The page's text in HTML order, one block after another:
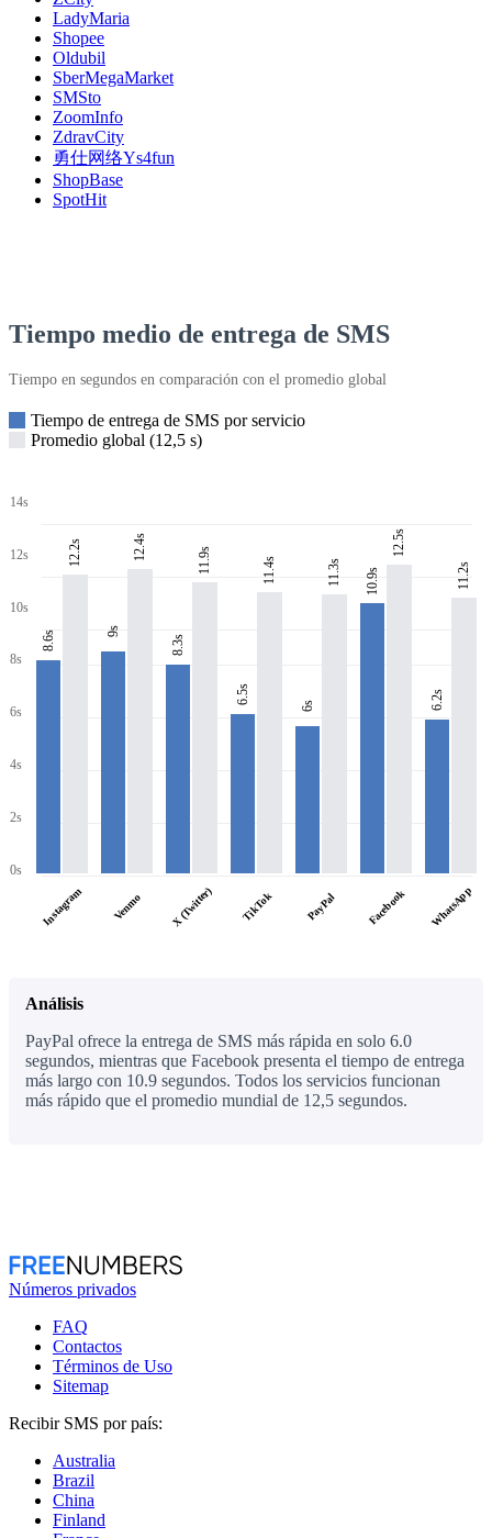
LadyMaria
Shopee
Oldubil
SberMegaMarket
SMSto
ZoomInfo
ZdravCity
勇仕网络Ys4fun
ShopBase
SpotHit
Tiempo medio de entrega de SMS
Tiempo en segundos en comparación con el promedio global
Tiempo de entrega de SMS por servicio
Promedio global (12,5 s)
14s
12s
10s
8s
6s
4s
2s
0s
8.6s
12.2s
Instagram
9s
12.4s
Venmo
8.3s
11.9s
X (Twitter)
6.5s
11.4s
TikTok
6s
11.3s
PayPal
10.9s
12.5s
Facebook
6.2s
11.2s
WhatsApp
Análisis
PayPal ofrece la entrega de SMS más rápida en solo 6.0
segundos, mientras que Facebook presenta el tiempo de entrega
más largo con 10.9 segundos. Todos los servicios funcionan
más rápido que el promedio mundial de 12,5 segundos.
Números privados
FAQ
Contactos
Términos de Uso
Sitemap
Recibir SMS por país:
Australia
Brazil
China
Finland